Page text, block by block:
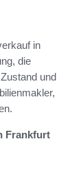
in
die
und
Frankfurt